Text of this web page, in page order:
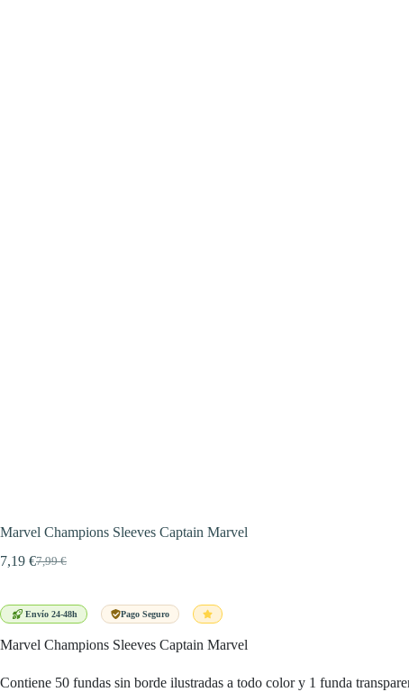
Marvel Champions Sleeves Captain Marvel
7,99€
El
era:
7,19 €El
es:
Envío 24-48h Pago Seguro
Marvel Champions Sleeves Captain Marvel
Contiene 50 fundas sin borde ilustradas a todo color y 1 funda